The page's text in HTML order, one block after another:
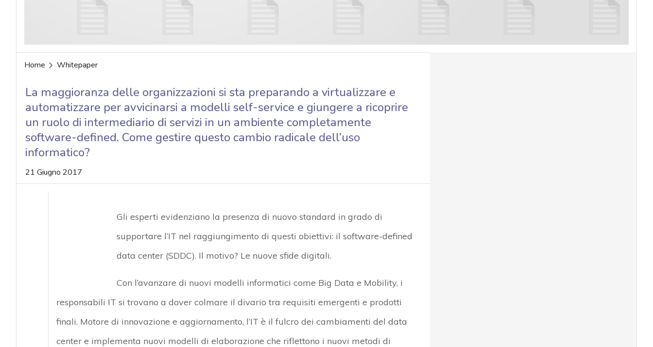
Home Whitepaper
La maggioranza delle organizzazioni si sta preparando a virtualizzare e
automatizzare per avvicinarsi a modelli self-service e giungere a ricoprire
un ruolo di intermediario di servizi in un ambiente completamente
software-defined. Come gestire questo cambio radicale dell’uso
informatico?
21 Giugno 2017
Gli esperti evidenziano la presenza di nuovo standard in grado di
supportare l’IT nel raggiungimento di questi obiettivi: il software-defined
data center (SDDC). Il motivo? Le nuove sfide digitali.
Con l’avanzare di nuovi modelli informatici come Big Data e Mobility, i
responsabili IT si trovano a dover colmare il divario tra requisiti emergenti e prodotti
finali. Motore di innovazione e aggiornamento, l’IT è il fulcro dei cambiamenti del data
center e implementa nuovi modelli di elaborazione che riflettono i nuovi metodi di